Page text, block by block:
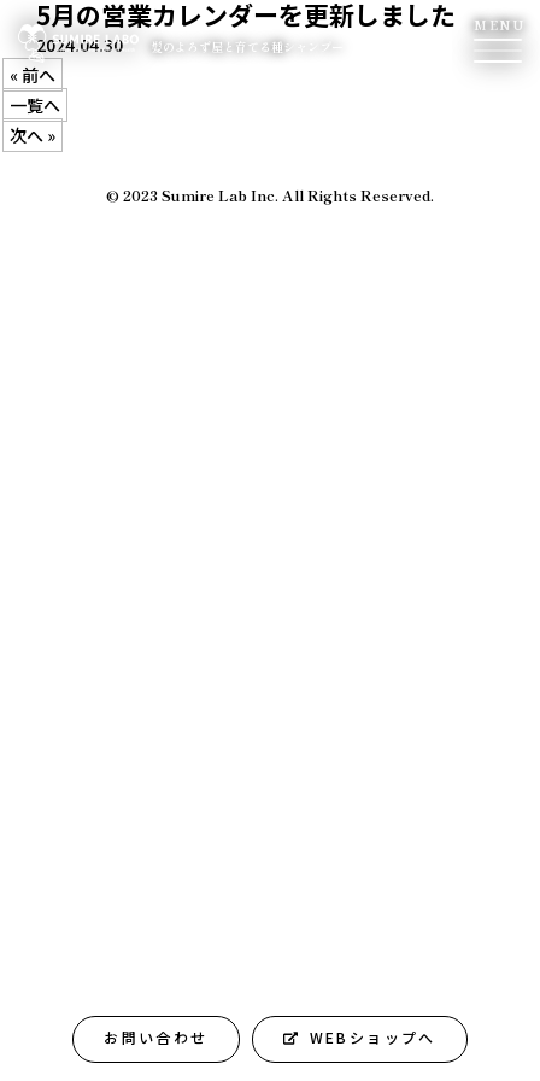
髪のよろず屋と育てる種シャンプー
MENU
お問い合わせ WEBショップへ
5月の営業カレンダーを更新しました
2024.04.30
« 前へ
一覧へ
次へ »
© 2023 Sumire Lab Inc. All Rights Reserved.